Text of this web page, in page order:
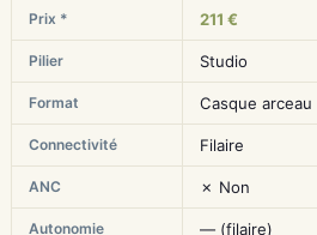
Prix * 211 €
Pilier Studio
Format Casque arceau
Connectivité Filaire
ANC ✗ Non
Autonomie — (filaire)